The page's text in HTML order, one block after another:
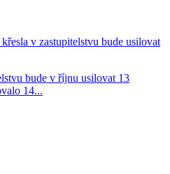
v zastupitelstvu bude usilovat
bude v říjnu usilovat 13
14...